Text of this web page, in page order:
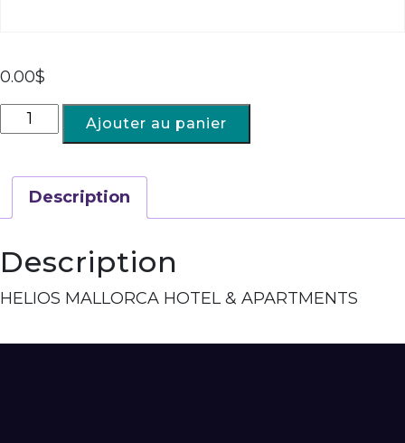
0.00$
Ajouter au panier
Description
Description
HELIOS MALLORCA HOTEL & APARTMENTS